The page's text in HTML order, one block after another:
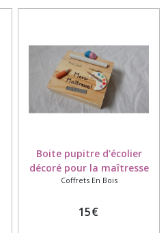
Boite pupitre d'écolier
décoré pour la maîtresse
cadeau de fin d'année
Coffrets En Bois
15€